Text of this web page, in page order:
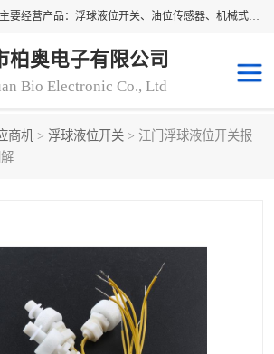
东莞市柏奥电子有限公司主要经营产品：浮球液位开关、油位传感器、机械式油表、浮球液位计、水位控制浮球阀、料位开关，水流开关、油水位控制配套仪表等。柏奥电子，您可信赖的合作伙伴
柏奥电子有限公司
Bio Electronic Co., Ltd
商机 > 浮球液位开关 > 江门浮球液位开关报
油位表
浮球阀
转速表